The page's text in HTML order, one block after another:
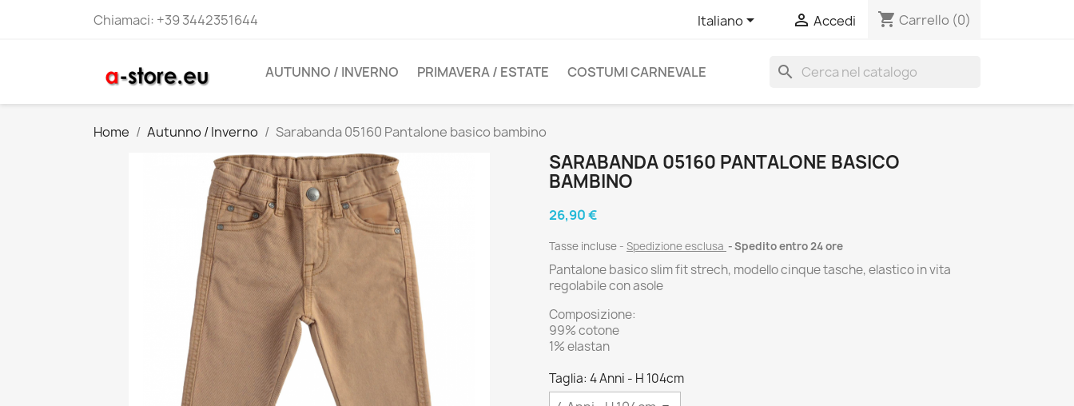
Chiamaci: +39 3442351644 Italiano  Accedi shopping_cart Carrello (0)
AUTUNNO / INVERNO PRIMAVERA / ESTATE COSTUMI CARNEVALE search
Home Autunno / Inverno Sarabanda 05160 Pantalone basico bambino
SARABANDA 05160 PANTALONE BASICO
BAMBINO
26,90 €
Tasse incluse Spedizione esclusa Spedito entro 24 ore
Pantalone basico slim fit strech, modello cinque tasche, elastico in vita
regolabile con asole
Composizione:
99% cotone
1% elastan
Taglia: 4 Anni - H 104cm